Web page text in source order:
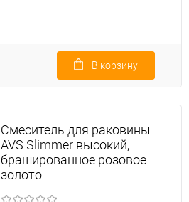
В корзину
Смеситель для раковины
AVS Slimmer высокий,
брашированное розовое
золото